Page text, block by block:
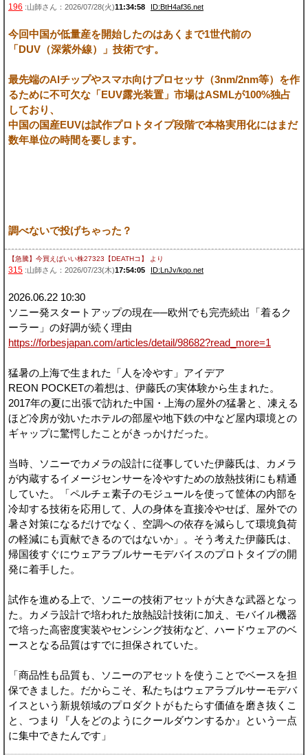
196 :山師さん：2026/07/28(火)11:34:58 ID:BtH4af36.net
今回中国が低量産を開始したのはあくまで1世代前の
「DUV（深紫外線）」技術です。
最先端のAIチップやスマホ向けプロセッサ（3nm/2nm等）を作
るために不可欠な「EUV露光装置」市場はASMLが100%独占
しており、
中国の国産EUVは試作プロトタイプ段階で本格実用化にはまだ
数年単位の時間を要します。
調べないで投げちゃった？
【急騰】今買えばいい株27323【DEATHコ】 より
315 :山師さん：2026/07/23(木)17:54:05 ID:LnJv/kqo.net
2026.06.22 10:30
ソニー発スタートアップの現在──欧州でも完売続出「着るク
ーラー」の好調が続く理由
https://forbesjapan.com/articles/detail/98682?read_more=1
猛暑の上海で生まれた「人を冷やす」アイデア
REON POCKETの着想は、伊藤氏の実体験から生まれた。
2017年の夏に出張で訪れた中国・上海の屋外の猛暑と、凍える
ほど冷房が効いたホテルの部屋や地下鉄の中など屋内環境との
ギャップに驚愕したことがきっかけだった。
当時、ソニーでカメラの設計に従事していた伊藤氏は、カメラ
が内蔵するイメージセンサーを冷やすための放熱技術にも精通
していた。「ペルチェ素子のモジュールを使って筐体の内部を
冷却する技術を応用して、人の身体を直接冷やせば、屋外での
暑さ対策になるだけでなく、空調への依存を減らして環境負荷
の軽減にも貢献できるのではないか」。そう考えた伊藤氏は、
帰国後すぐにウェアラブルサーモデバイスのプロトタイプの開
発に着手した。
試作を進める上で、ソニーの技術アセットが大きな武器となっ
た。カメラ設計で培われた放熱設計技術に加え、モバイル機器
で培った高密度実装やセンシング技術など、ハードウェアのベ
ースとなる品質はすでに担保されていた。
「商品性も品質も、ソニーのアセットを使うことでベースを担
保できました。だからこそ、私たちはウェアラブルサーモデバ
イスという新規領域のプロダクトがもたらす価値を磨き抜くこ
と、つまり『人をどのようにクールダウンするか』という一点
に集中できたんです」